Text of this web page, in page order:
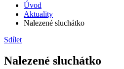
Úvod
Aktuality
Nalezené sluchátko
Sdílet
Nalezené sluchátko